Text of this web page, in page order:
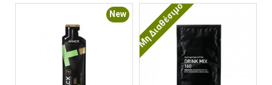
New Μη Διαθέσιμο